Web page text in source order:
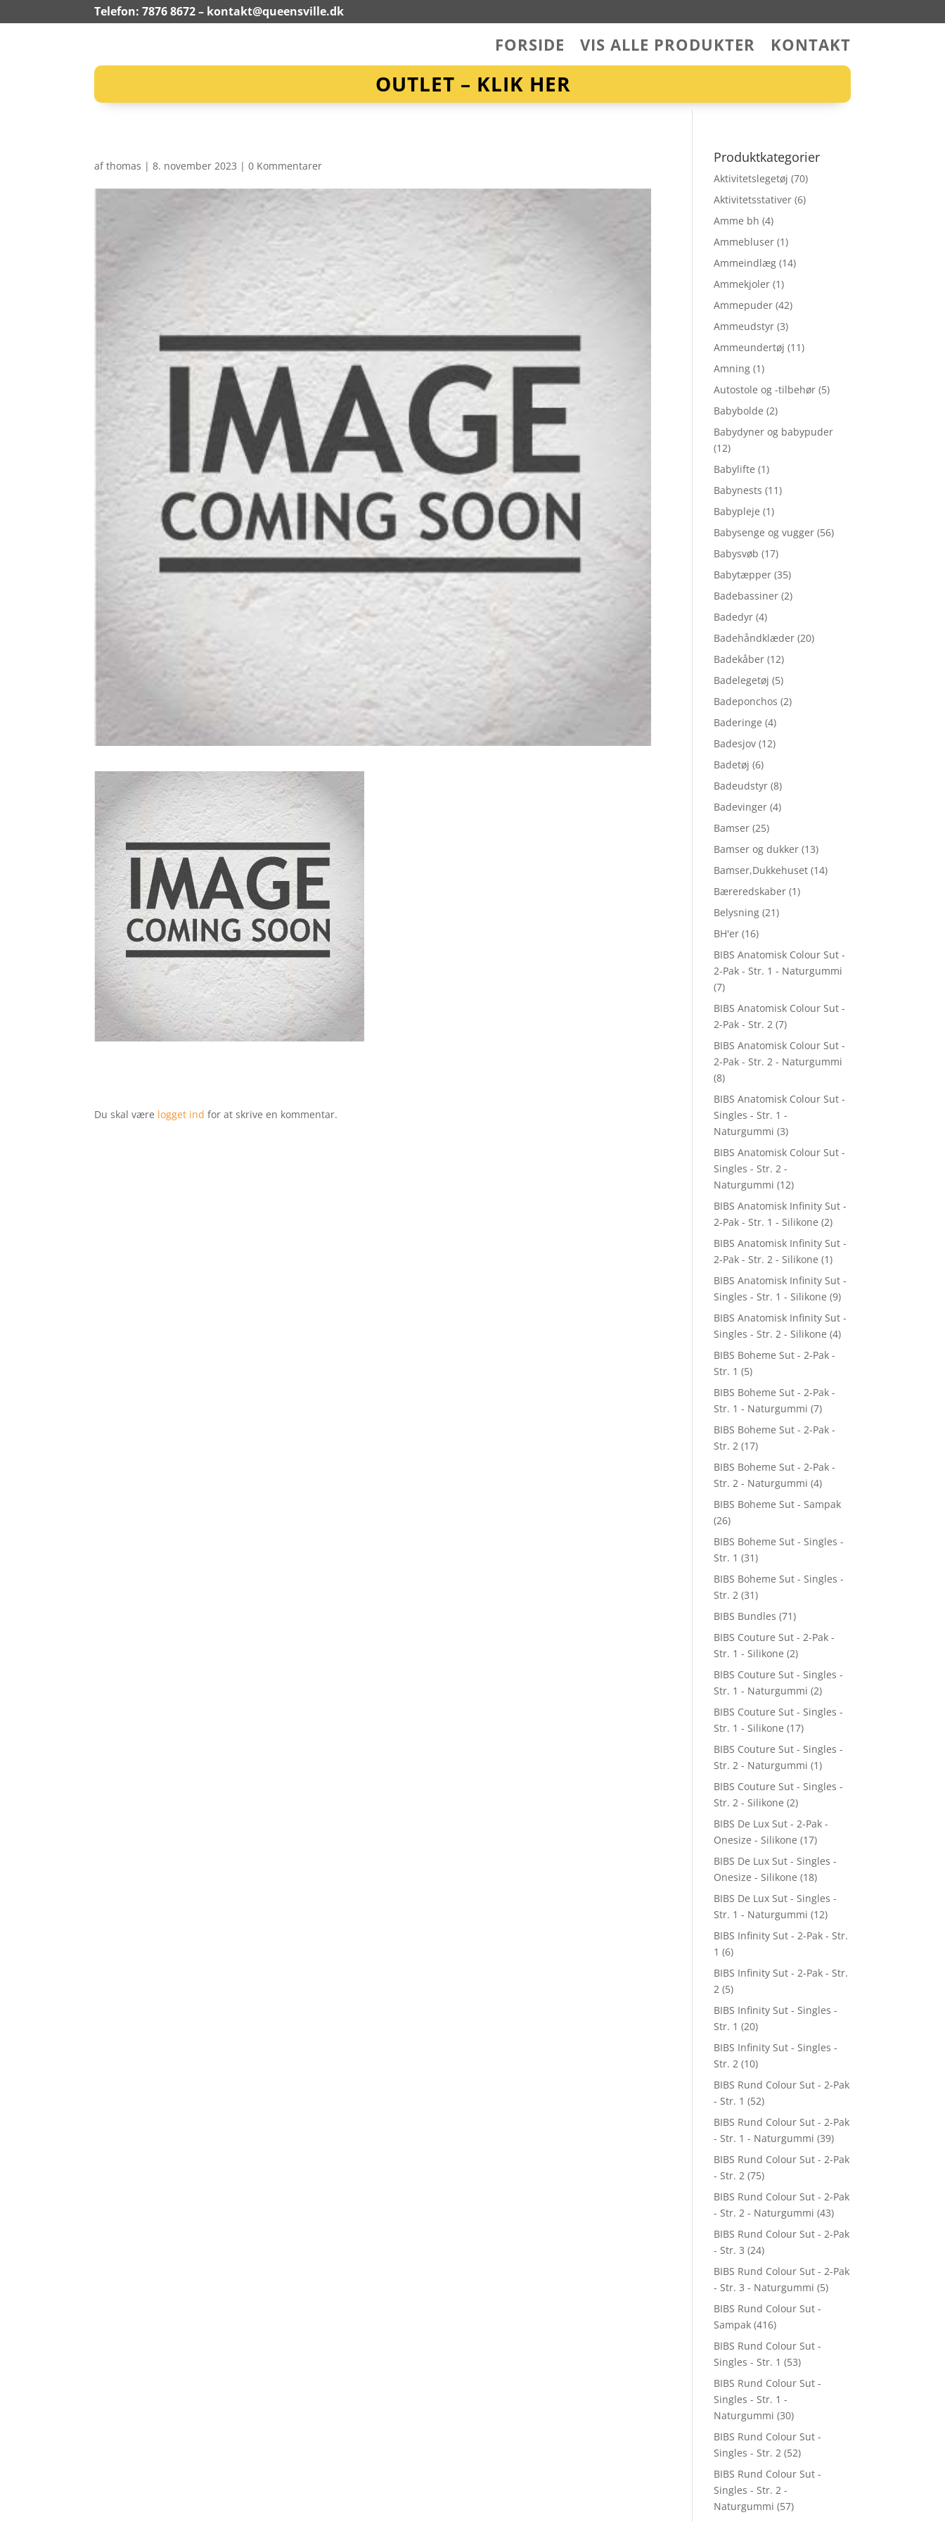
Telefon: 7876 8672 – kontakt@queensville.dk
FORSIDE VIS ALLE PRODUKTER KONTAKT
OUTLET – KLIK HER
afthomas |8. november 2023 |0 Kommentarer
Du skal være logget ind for at skrive en kommentar.
Produktkategorier
Aktivitetslegetøj (70)
Aktivitetsstativer (6)
Amme bh (4)
Ammebluser (1)
Ammeindlæg (14)
Ammekjoler (1)
Ammepuder (42)
Ammeudstyr (3)
Ammeundertøj (11)
Amning (1)
Autostole og -tilbehør (5)
Babybolde (2)
Babydyner og babypuder
(12)
Babylifte (1)
Babynests (11)
Babypleje (1)
Babysenge og vugger (56)
Babysvøb (17)
Babytæpper (35)
Badebassiner (2)
Badedyr (4)
Badehåndklæder (20)
Badekåber (12)
Badelegetøj (5)
Badeponchos (2)
Baderinge (4)
Badesjov (12)
Badetøj (6)
Badeudstyr (8)
Badevinger (4)
Bamser (25)
Bamser og dukker (13)
Bamser,Dukkehuset (14)
Bæreredskaber (1)
Belysning (21)
BH'er (16)
BIBS Anatomisk Colour Sut -
2-Pak - Str. 1 - Naturgummi
(7)
BIBS Anatomisk Colour Sut -
2-Pak - Str. 2 (7)
BIBS Anatomisk Colour Sut -
2-Pak - Str. 2 - Naturgummi
(8)
BIBS Anatomisk Colour Sut -
Singles - Str. 1 -
Naturgummi (3)
BIBS Anatomisk Colour Sut -
Singles - Str. 2 -
Naturgummi (12)
BIBS Anatomisk Infinity Sut -
2-Pak - Str. 1 - Silikone (2)
BIBS Anatomisk Infinity Sut -
2-Pak - Str. 2 - Silikone (1)
BIBS Anatomisk Infinity Sut -
Singles - Str. 1 - Silikone (9)
BIBS Anatomisk Infinity Sut -
Singles - Str. 2 - Silikone (4)
BIBS Boheme Sut - 2-Pak -
Str. 1 (5)
BIBS Boheme Sut - 2-Pak -
Str. 1 - Naturgummi (7)
BIBS Boheme Sut - 2-Pak -
Str. 2 (17)
BIBS Boheme Sut - 2-Pak -
Str. 2 - Naturgummi (4)
BIBS Boheme Sut - Sampak
(26)
BIBS Boheme Sut - Singles -
Str. 1 (31)
BIBS Boheme Sut - Singles -
Str. 2 (31)
BIBS Bundles (71)
BIBS Couture Sut - 2-Pak -
Str. 1 - Silikone (2)
BIBS Couture Sut - Singles -
Str. 1 - Naturgummi (2)
BIBS Couture Sut - Singles -
Str. 1 - Silikone (17)
BIBS Couture Sut - Singles -
Str. 2 - Naturgummi (1)
BIBS Couture Sut - Singles -
Str. 2 - Silikone (2)
BIBS De Lux Sut - 2-Pak -
Onesize - Silikone (17)
BIBS De Lux Sut - Singles -
Onesize - Silikone (18)
BIBS De Lux Sut - Singles -
Str. 1 - Naturgummi (12)
BIBS Infinity Sut - 2-Pak - Str.
1 (6)
BIBS Infinity Sut - 2-Pak - Str.
2 (5)
BIBS Infinity Sut - Singles -
Str. 1 (20)
BIBS Infinity Sut - Singles -
Str. 2 (10)
BIBS Rund Colour Sut - 2-Pak
- Str. 1 (52)
BIBS Rund Colour Sut - 2-Pak
- Str. 1 - Naturgummi (39)
BIBS Rund Colour Sut - 2-Pak
- Str. 2 (75)
BIBS Rund Colour Sut - 2-Pak
- Str. 2 - Naturgummi (43)
BIBS Rund Colour Sut - 2-Pak
- Str. 3 (24)
BIBS Rund Colour Sut - 2-Pak
- Str. 3 - Naturgummi (5)
BIBS Rund Colour Sut -
Sampak (416)
BIBS Rund Colour Sut -
Singles - Str. 1 (53)
BIBS Rund Colour Sut -
Singles - Str. 1 -
Naturgummi (30)
BIBS Rund Colour Sut -
Singles - Str. 2 (52)
BIBS Rund Colour Sut -
Singles - Str. 2 -
Naturgummi (57)